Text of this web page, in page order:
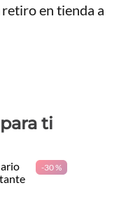
en tienda a
ti
-30 %